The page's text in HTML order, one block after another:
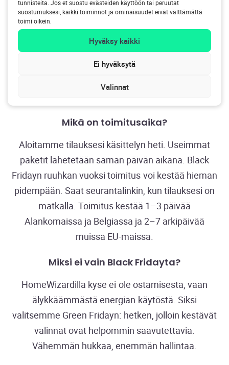
tunnisteita. Jos et suostu evästeiden käyttöön tai peruutat
suostumuksesi, kaikki toiminnot ja ominaisuudet eivät välttämättä
toimi oikein.
Hyväksy kaikki
Ei hyväksytä
Valinnat
Kuinka kauan Green Friday -kampanja
kestää?
Green Friday HomeWizardillakestää maanantaihin
(Cyber Monday)
2. joulukuuta alkaen ilmainen toimitus koskee vain
Mikä on toimitusaika?
Aloitamme tilauksesi käsittelyn heti. Useimmat
paketit lähetetään saman päivän aikana. Black
Fridayn ruuhkan vuoksi toimitus voi kestää hieman
pidempään. Saat seurantalinkin, kun tilauksesi on
matkalla. Toimitus kestää 1–3 päivää
Alankomaissa ja Belgiassa ja 2–7 arkipäivää
muissa EU-maissa.
Miksi ei vain Black Fridayta?
HomeWizardilla kyse ei ole ostamisesta, vaan
älykkäämmästä energian käytöstä. Siksi
valitsemme Green Fridayn: hetken, jolloin kestävät
valinnat ovat helpommin saavutettavia.
Vähemmän hukkaa, enemmän hallintaa.